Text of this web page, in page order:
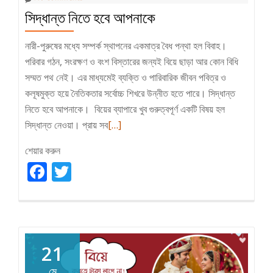
সিদ্ধান্ত নিতে হবে আপনাকে
নারী-পুরুষের মধ্যে সম্পর্ক স্থাপনের একমাত্র বৈধ পন্থা হল বিবাহ।
পরিবার গঠন, সংরক্ষণ ও বংশ বিস্তারের জন্যই বিয়ে ছাড়া আর কোন বিধি
সম্মত পথ নেই। এর মাধ্যমেই ব্যক্তি ও পারিবারিক জীবন পবিত্র ও
কলূষমুক্ত হয়ে নৈতিকতার সর্বোচ্চ শিখরে উন্নীত হতে পারে। সিদ্ধান্ত
নিতে হবে আপনাকে। বিয়ের ব্যাপারে খুব গুরুত্বপূর্ণ একটি বিষয় হল
সিদ্ধান্ত নেওয়া। প্রায় সবRead
[…]
শেয়ার করুন
Facebook
21